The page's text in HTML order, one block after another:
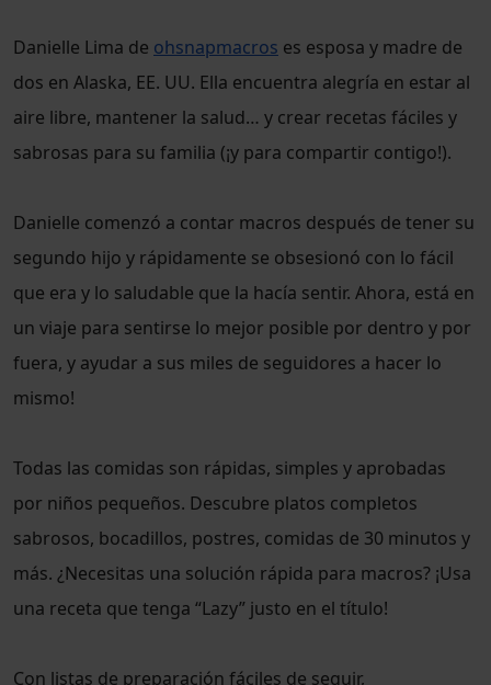
Danielle Lima de ohsnapmacros es esposa y madre de
dos en Alaska, EE. UU. Ella encuentra alegría en estar al
aire libre, mantener la salud… y crear recetas fáciles y
sabrosas para su familia (¡y para compartir contigo!).
Danielle comenzó a contar macros después de tener su
segundo hijo y rápidamente se obsesionó con lo fácil
que era y lo saludable que la hacía sentir. Ahora, está en
un viaje para sentirse lo mejor posible por dentro y por
fuera, y ayudar a sus miles de seguidores a hacer lo
mismo!
Todas las comidas son rápidas, simples y aprobadas
por niños pequeños. Descubre platos completos
sabrosos, bocadillos, postres, comidas de 30 minutos y
más. ¿Necesitas una solución rápida para macros? ¡Usa
una receta que tenga “Lazy” justo en el título!
Con listas de preparación fáciles de seguir,